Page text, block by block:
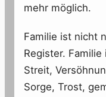
mehr möglich.
Familie ist nicht
Register.
Streit,
Sorge, Trost,